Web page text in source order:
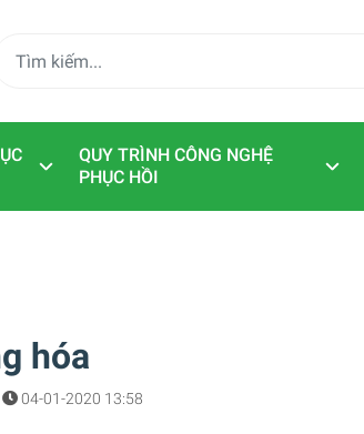
QUY TRÌNH CÔNG NGHỆ
PHỤC HỒI
hóa
04-01-2020 13:58